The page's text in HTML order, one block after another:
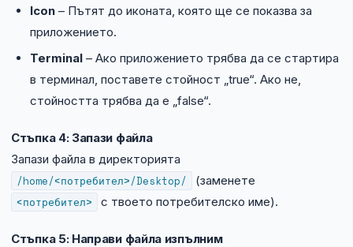
Icon – Пътят до иконата, която ще се показва за
приложението.
Terminal – Ако приложението трябва да се стартира
в терминал, поставете стойност „true“. Ако не,
стойността трябва да е „false“.
Стъпка 4: Запази файла
Запази файла в директорията
/home/<потребител>/Desktop/ (заменете
<потребител> с твоето потребителско име).
Стъпка 5: Направи файла изпълним